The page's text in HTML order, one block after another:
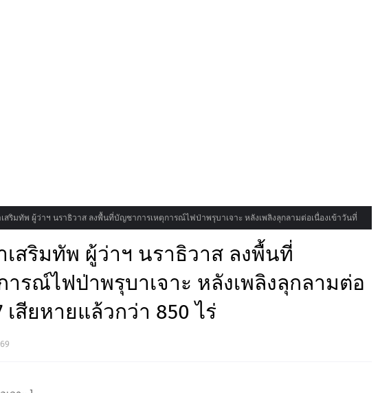
เสริมทัพ ผู้ว่าฯ นราธิวาส ลงพื้นที่บัญชาการเหตุการณ์ไฟป่าพรุบาเจาะ หลังเพลิงลุกลามต่อเนื่องเข้าวันที่
เสริมทัพ ผู้ว่าฯ นราธิวาส ลงพื้นที่
รณ์ไฟป่าพรุบาเจาะ หลังเพลิงลุกลามต่อ
เสียหายแล้วกว่า 850 ไร่